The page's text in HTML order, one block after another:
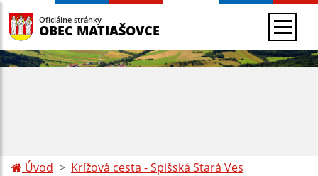
Oficiálne stránky
OBEC MATIAŠOVCE
Úvod Krížová cesta - Spišská Stará Ves